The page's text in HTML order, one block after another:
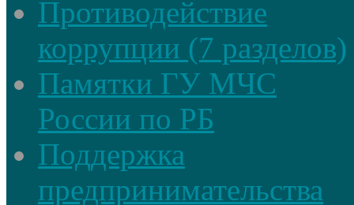
Противодействие
коррупции (7 разделов)
Памятки ГУ МЧС
России по РБ
Поддержка
предпринимательства